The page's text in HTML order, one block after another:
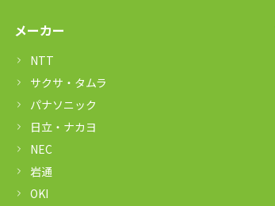
メーカー
NTT
サクサ・タムラ
パナソニック
日立・ナカヨ
NEC
岩通
OKI